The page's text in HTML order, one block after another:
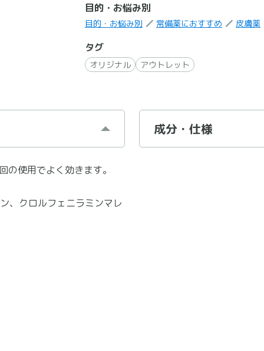
目的・お悩み別
目的・お悩み別 常備薬におすすめ 皮膚薬
タグ
オリジナル アウトレット
使用でよく効きます。
クロルフェニラミンマレ
成分・仕様